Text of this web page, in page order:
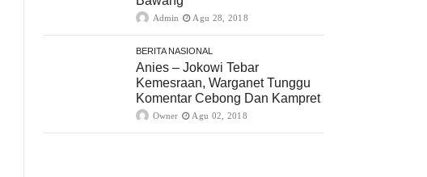
Admin Agu 28, 2018
BERITA NASIONAL
Anies – Jokowi Tebar
Kemesraan, Warganet Tunggu
Komentar Cebong Dan Kampret
Owner Agu 02, 2018